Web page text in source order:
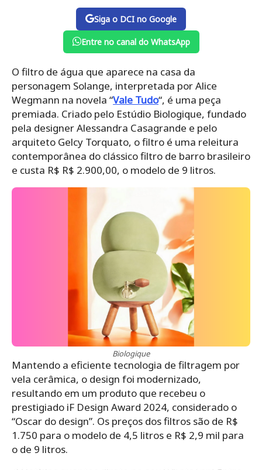
Siga o DCI no Google
Entre no canal do WhatsApp
O filtro de água que aparece na casa da
personagem Solange, interpretada por Alice
Wegmann na novela “Vale Tudo“, é uma peça
premiada. Criado pelo Estúdio Biologique, fundado
pela designer Alessandra Casagrande e pelo
arquiteto Gelcy Torquato, o filtro é uma releitura
contemporânea do clássico filtro de barro brasileiro
e custa R$ R$ 2.900,00, o modelo de 9 litros.
Biologique
Mantendo a eficiente tecnologia de filtragem por
vela cerâmica, o design foi modernizado,
resultando em um produto que recebeu o
prestigiado iF Design Award 2024, considerado o
“Oscar do design”. Os preços dos filtros são de R$
1.750 para o modelo de 4,5 litros e R$ 2,9 mil para
o de 9 litros.